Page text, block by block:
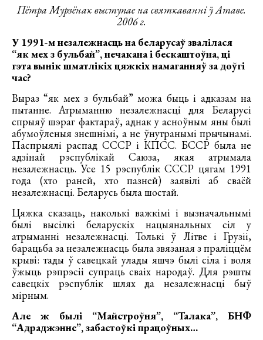
Пётра Мурзёнак выступае на святкаванні ў Атаве.
2006 г.
У 1991-м незалежнасць на беларусаў звалілася
“як мех з бульбай”, нечакана і бескаштоўна, ці
гэта вынік шматлікіх цяжкіх намаганняў за доўгі
час?
Выраз “як мех з бульбай” можа быць і адказам на
пытанне. Атрыманню незалежнасці для Беларусі
спрыяў шэраг фактараў, аднак у асноўным яны былі
абумоўленыя знешнімі, а не ўнутранымі прычынамі.
Паспрыялі распад СССР і КПСС. БССР была не
адзінай рэспублікай Саюза, якая атрымала
незалежнасць. Усе 15 рэспублік СССР цягам 1991
года (хто раней, хто пазней) заявілі аб сваёй
незалежнасці. Беларусь была шостай.
Цяжка сказаць, наколькі важкімі і вызначальнымі
былі высілкі беларускіх нацыянальных сіл у
атрыманні незалежнасці. Толькі ў Літве і Грузіі,
барацьба за незалежнасць была звязаная з праліццём
крыві: тады ў савецкай улады яшчэ былі сіла і воля
ўжыць рэпрэсіі супраць сваіх народаў. Для рэшты
савецкіх рэспублік шлях да незалежнасці быў
мірным.
Але ж былі “Майстроўня”, “Талака”, БНФ
“Адраджэнне”, забастоўкі працоўных…